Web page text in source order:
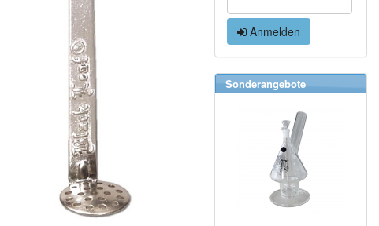
Anmelden
Sonderangebote